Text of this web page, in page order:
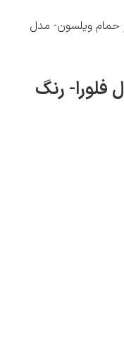
حمام ویلسون- مدل
رنگ